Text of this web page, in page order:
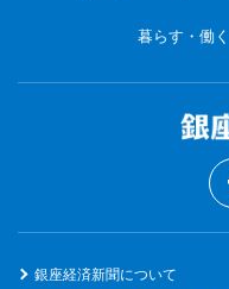
暮らす・働く
銀座経済新聞について